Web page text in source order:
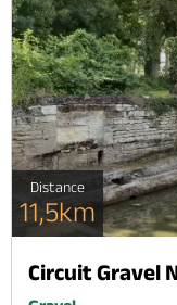
Distance
11,5km
Circuit Gravel